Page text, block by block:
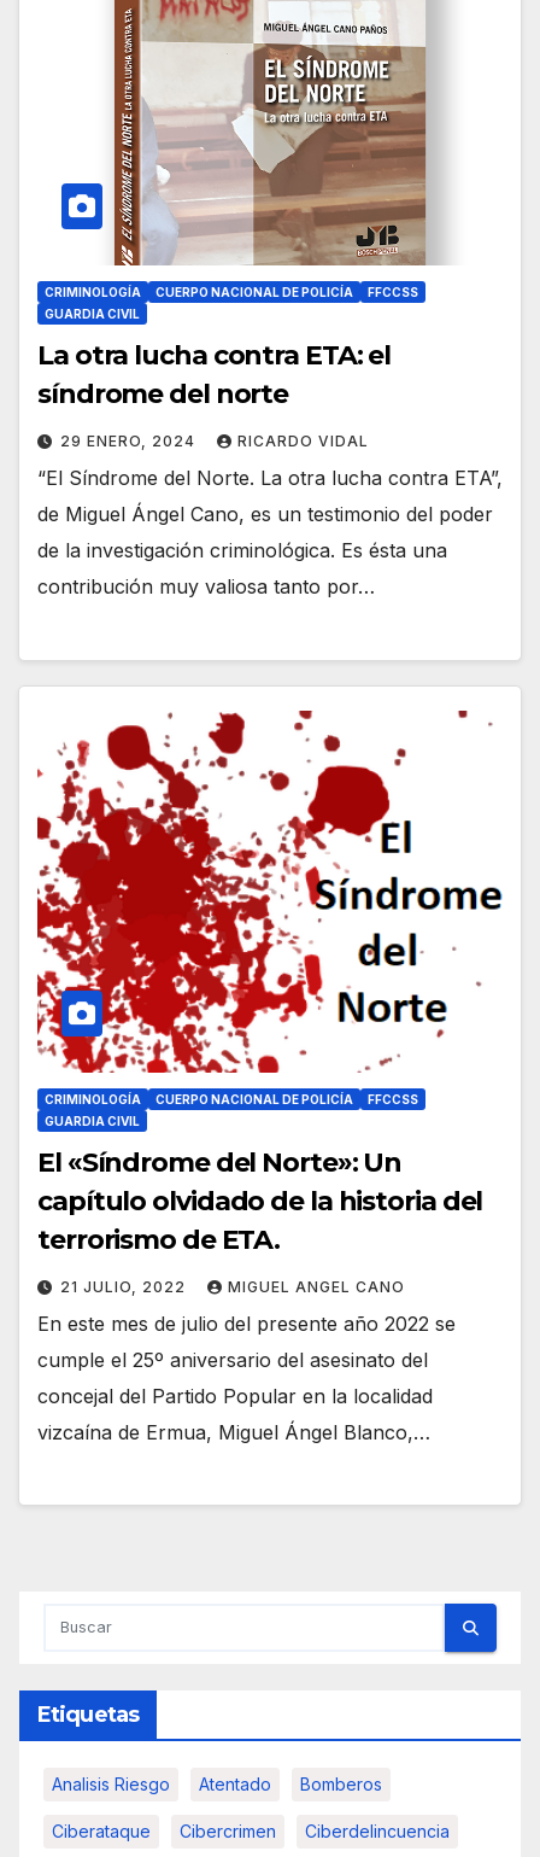
CRIMINOLOGÍA CUERPO NACIONAL DE POLICÍA
FFCCSS
GUARDIA CIVIL
La otra lucha contra ETA: el
síndrome del norte
29 ENERO, 2024 RICARDO VIDAL
“El Síndrome del Norte. La otra lucha contra ETA”,
de Miguel Ángel Cano, es un testimonio del poder
de la investigación criminológica. Es ésta una
contribución muy valiosa tanto por…
CRIMINOLOGÍA CUERPO NACIONAL DE POLICÍA
FFCCSS
GUARDIA CIVIL
El «Síndrome del Norte»: Un
capítulo olvidado de la historia del
terrorismo de ETA.
21 JULIO, 2022 MIGUEL ANGEL CANO
En este mes de julio del presente año 2022 se
cumple el 25º aniversario del asesinato del
concejal del Partido Popular en la localidad
vizcaína de Ermua, Miguel Ángel Blanco,…
Etiquetas
Analisis Riesgo Atentado Bomberos
Ciberataque Cibercrimen Ciberdelincuencia